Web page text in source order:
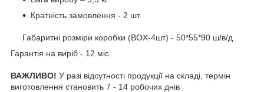
Кратність замовлення - 2 шт.
Габаритні розміри коробки (BOX-4шт) - 50*55*90 ш/в/д
Гарантія на виріб - 12 міс.
ВАЖЛИВО! У разі відсутності продукції на складі, термін
виготовлення становить 7 - 14 робочих днів